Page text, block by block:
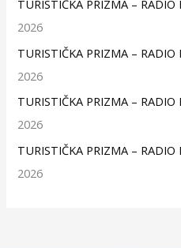
TURISTIČKA PRIZMA – RADIO
2026
TURISTIČKA PRIZMA – RADIO
2026
TURISTIČKA PRIZMA – RADIO
2026
TURISTIČKA PRIZMA – RADIO
2026